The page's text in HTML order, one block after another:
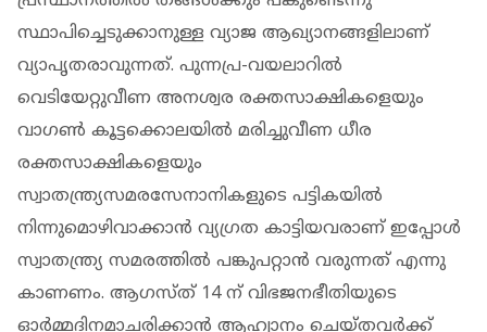
സ്ഥാപിച്ചെടുക്കാനുള്ള വ്യാജ ആഖ്യാനങ്ങളിലാണ്
വ്യാപൃതരാവുന്നത്. പുന്നപ്ര-വയലാറിൽ
വെടിയേറ്റുവീണ അനശ്വര രക്തസാക്ഷികളെയും
വാഗൺ കൂട്ടക്കൊലയിൽ മരിച്ചുവീണ ധീര
രക്തസാക്ഷികളെയും
സ്വാതന്ത്ര്യസമരസേനാനികളുടെ പട്ടികയിൽ
നിന്നുമൊഴിവാക്കാൻ വ്യഗ്രത കാട്ടിയവരാണ് ഇപ്പോൾ
സ്വാതന്ത്ര്യ സമരത്തിൽ പങ്കുപറ്റാൻ വരുന്നത് എന്നു
കാണണം. ആഗസ്ത് 14 ന് വിഭജനഭീതിയുടെ
ഓർമ്മദിനമാചരിക്കാൻ ആഹ്വാനം ചെയ്തവർക്ക്